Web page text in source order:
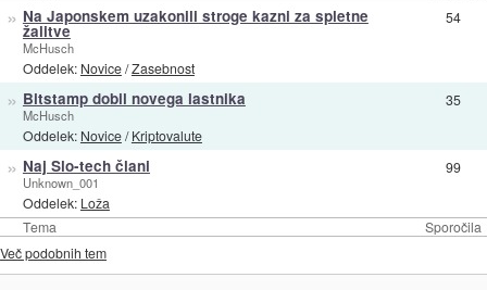
Tema Sporočila
» Na Japonskem uzakonili stroge kazni za spletne
žalitve
McHusch
Oddelek: Novice/Zasebnost
54
» Bitstamp dobil novega lastnika
McHusch
Oddelek: Novice/Kriptovalute
35
» Naj Slo-tech člani
Unknown_001
Oddelek: Loža
99
Več podobnih tem